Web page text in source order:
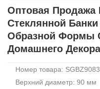
Оптовая Продажа
Стеклянной
Образной Формы
Домашнего Декора
Номер товара:
Верхний диаметр: 90 мм